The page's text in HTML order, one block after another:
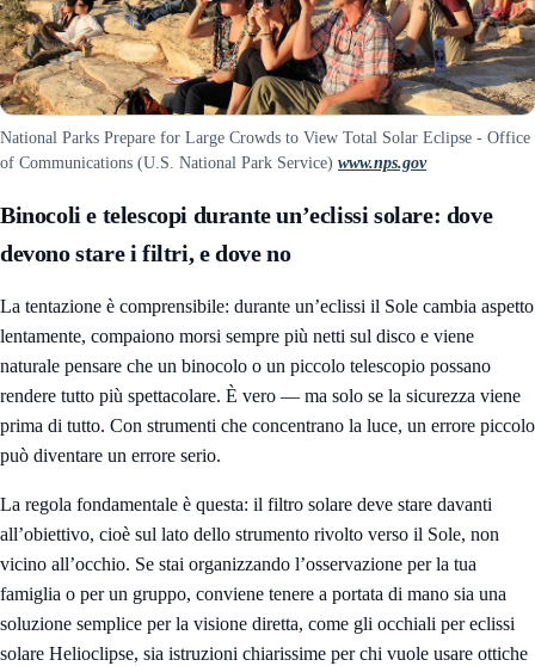
National Parks Prepare for Large Crowds to View Total Solar Eclipse - Office
of Communications (U.S. National Park Service) www.nps.gov
Binocoli e telescopi durante un’eclissi solare: dove
devono stare i filtri, e dove no
La tentazione è comprensibile: durante un’eclissi il Sole cambia aspetto
lentamente, compaiono morsi sempre più netti sul disco e viene
naturale pensare che un binocolo o un piccolo telescopio possano
rendere tutto più spettacolare. È vero — ma solo se la sicurezza viene
prima di tutto. Con strumenti che concentrano la luce, un errore piccolo
può diventare un errore serio.
La regola fondamentale è questa: il filtro solare deve stare davanti
all’obiettivo, cioè sul lato dello strumento rivolto verso il Sole, non
vicino all’occhio. Se stai organizzando l’osservazione per la tua
famiglia o per un gruppo, conviene tenere a portata di mano sia una
soluzione semplice per la visione diretta, come gli occhiali per eclissi
solare Helioclipse, sia istruzioni chiarissime per chi vuole usare ottiche